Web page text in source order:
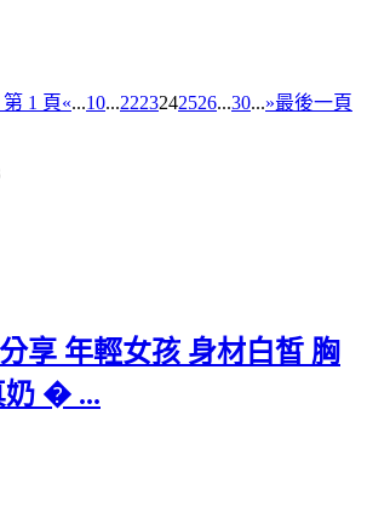
第 1 頁«...10...2223242526...30...»最後一頁
享 年輕女孩 身材白皙 胸
奶 � ...